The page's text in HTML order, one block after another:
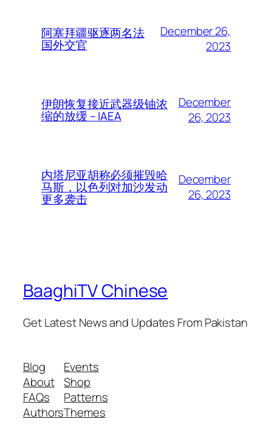
阿塞拜疆驱逐两名法
国外交官
December 26,
2023
伊朗恢复接近武器级铀浓
缩的放缓 – IAEA
December
26, 2023
内塔尼亚胡称必须摧毁哈
马斯，以色列对加沙发动
更多袭击
December
26, 2023
BaaghiTV Chinese
Get Latest News and Updates From Pakistan
Blog
About
FAQs
Authors
Events
Shop
Patterns
Themes